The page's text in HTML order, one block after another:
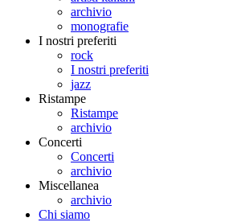
archivio
monografie
I nostri preferiti
rock
I nostri preferiti
jazz
Ristampe
Ristampe
archivio
Concerti
Concerti
archivio
Miscellanea
archivio
Chi siamo